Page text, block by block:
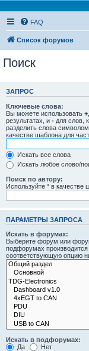
FAQ
Список форумов
Поиск
ЗАПРОС
Ключевые слова:
Вы можете использовать +
результатах, и - для слов,
разделить слова символом
качестве шаблона для
Искать все слова
Искать любое слово/
Поиск по автору:
Используйте * в качестве
ПАРАМЕТРЫ ЗАПРОСА
Искать в форумах:
Выберите форум или
подфорумах
соответствующую опцию
Искать в подфорумах:
Да
Нет